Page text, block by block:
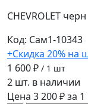
CHEVROLET черн
Код: Сам1-10343
+Скидка 20% на
1 600 ₽ / 1 шт
2 шт. в наличии
Цена 3 200 ₽ за 1